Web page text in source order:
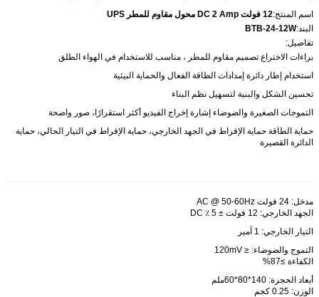
اسم المنتج:12 فولت DC 2 Amp محول مقاوم للمطر UPS
البند:BTB-24-12W
تفاصيل:
براءات الاختراع تصميم مقاوم للمطر ، مناسب للاستخدام في الهواء الطلق
استخدام إطار دائرة إمدادات الطاقة الفعال والحماية البيئية
تحسين الشكل والبنية لتسهيل نظم البناء
التموجات الصغيرة والضوضاء إشارة إخراج الفيديو أكثر استقرارًا، صور واضحة
حماية الطاقة ‬حماية الإفراط في الجهد الخارجي، حماية الإفراط في التيار الحالي، حماية
الدائرة القصيرة
مدخل: 24 فولت AC @ 50-60Hz
الجهد الخارجي: 12 فولت ± 5 ٪ DC
التيار الخارجي: 1 آمبر
التموج والضوضاء: ≤ 120mV
الكفاءة ≥87%
أبعاد الحجرة: 140*80*60ملم
الوزن: 0.25 كجم